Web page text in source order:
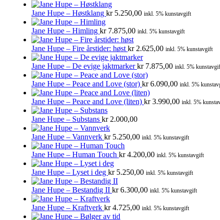
Jane Hupe – Høstklang kr5.250,00 inkl. 5% kunstavgift
Jane Hupe – Himling kr7.875,00 inkl. 5% kunstavgift
Jane Hupe – Fire årstider: høst kr2.625,00 inkl. 5% kunstavgift
Jane Hupe – De evige jaktmarkerkr7.875,00 inkl. 5%
Jane Hupe – Peace and Love (stor) kr6.090,00 inkl. 5%
Jane Hupe – Peace and Love (liten) kr3.990,00 inkl. 5%
Jane Hupe – Substans kr2.000,00
Jane Hupe – Vannverk kr5.250,00 inkl. 5% kunstavgift
Jane Hupe – Human Touch kr4.200,00 inkl. 5% kunstavgift
Jane Hupe – Lyset i deg kr5.250,00 inkl. 5% kunstavgift
Jane Hupe – Bestandig II kr6.300,00 inkl. 5% kunstavgift
Jane Hupe – Kraftverk kr4.725,00 inkl. 5% kunstavgift